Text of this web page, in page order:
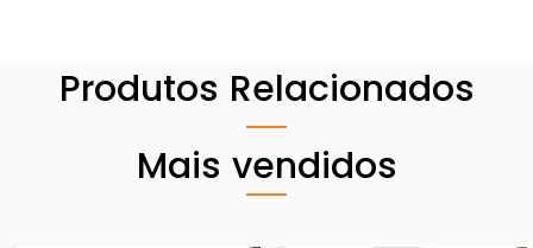
Produtos Relacionados
Mais vendidos